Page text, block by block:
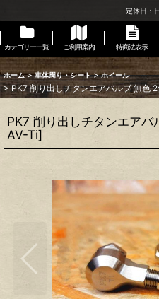
定休日：
カテゴリー一覧 ご利用案内 特商法表示
ホーム > 車体周り・シート > ホイール
> PK7 削り出しチタンエアバルブ 無色
PK7 削り出しチタンエアバ
AV-Ti]